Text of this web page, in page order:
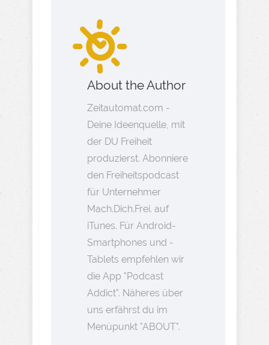
About the Author
Zeitautomat.com -
Deine Ideenquelle, mit
der DU Freiheit
produzierst. Abonniere
den Freiheitspodcast
für Unternehmer
Mach.Dich.Frei. auf
iTunes. Für Android-
Smartphones und -
Tablets empfehlen wir
die App "Podcast
Addict". Näheres über
uns erfährst du im
Menüpunkt "ABOUT".